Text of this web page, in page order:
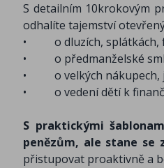
S detailním 10krokovým
odhalíte tajemství
•
o dluzích, splátkách,
•
o předmanželské
•
o velkých
•
o vedení dětí k
S praktickými
penězům, ale stane se
přistupovat proaktivně a